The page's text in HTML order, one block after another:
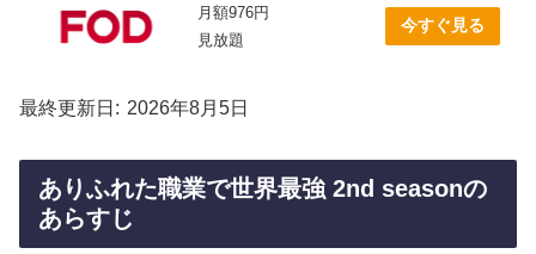
月額976円
見放題
今すぐ見る
最終更新日 2026年8月5日
ありふれた職業で世界最強 2nd seasonの
あらすじ